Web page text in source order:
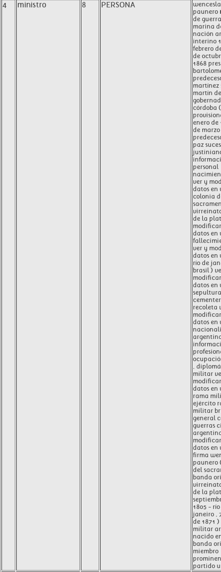
4 ministro 8 PERSONA
paunero
de
marina
nación
interino
febrero
de
1868
martínez
martín
córdoba (
enero de
de
paz
personal
ver y
datos
colonia
de la
datos
ver y
datos
río de
brasil )
datos
sepultura
recoleta
datos
,
militar
datos
rama
ejército
militar
general
guerras
datos
firma
paunero
del
banda
de la
1805 -
janeiro ,
de 1871
militar
nacido
banda
miembro
partido